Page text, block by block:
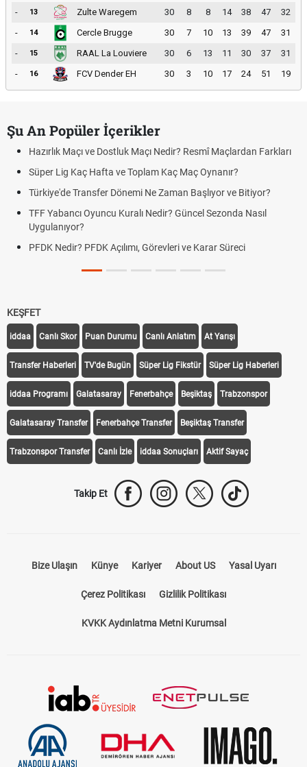
-
13 Zulte Waregem 30 8 8 14 38 47
32
-
14 Cercle Brugge 30 7 10 13 39 47
31
-
15 RAAL La Louviere 30 6 13 11 30 37
31
-
16 FCV Dender EH 30 3 10 17 24 51 19
Şu An Popüler İçerikler
Hazırlık Maçı ve Dostluk Maçı Nedir? Resmî Maçlardan Farkları
Süper Lig Kaç Hafta ve Toplam Kaç Maç Oynanır?
Türkiye'de Transfer Dönemi Ne Zaman Başlıyor ve Bitiyor?
TFF Yabancı Oyuncu Kuralı Nedir? Güncel Sezonda Nasıl
Uygulanıyor?
PFDK Nedir? PFDK Açılımı, Görevleri ve Karar Süreci
KEŞFET
iddaa Canlı Skor Puan Durumu Canlı Anlatım At Yarışı
Transfer Haberleri TV'de Bugün Süper Lig Fikstür Süper Lig Haberleri
iddaa Programı Galatasaray Fenerbahçe Beşiktaş Trabzonspor
Galatasaray Transfer Fenerbahçe Transfer Beşiktaş Transfer
Trabzonspor Transfer Canlı İzle iddaa Sonuçları Aktif Sayaç
Takip Et
Bize Ulaşın Künye Kariyer About US Yasal Uyarı
Çerez Politikası Gizlilik Politikası
KVKK Aydınlatma Metni Kurumsal